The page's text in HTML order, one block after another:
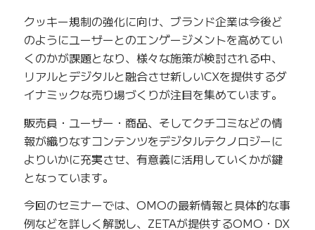
クッキー規制の強化に向け、ブランド企業は今後ど
のようにユーザーとのエンゲージメントを高めてい
くのかが課題となり、様々な施策が検討される中、
リアルとデジタルと融合させ新しいCXを提供するダ
イナミックな売り場づくりが注目を集めています。
販売員・ユーザー・商品、そしてクチコミなどの情
報が織りなすコンテンツをデジタルテクノロジーに
よりいかに充実させ、有意義に活用していくかが鍵
となっています。
今回のセミナーでは、OMOの最新情報と具体的な事
例などを詳しく解説し、ZETAが提供するOMO・DX